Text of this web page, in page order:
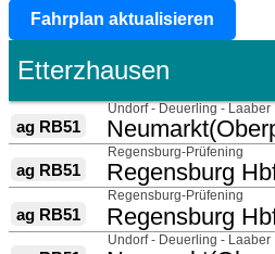
Fahrplan aktualisieren